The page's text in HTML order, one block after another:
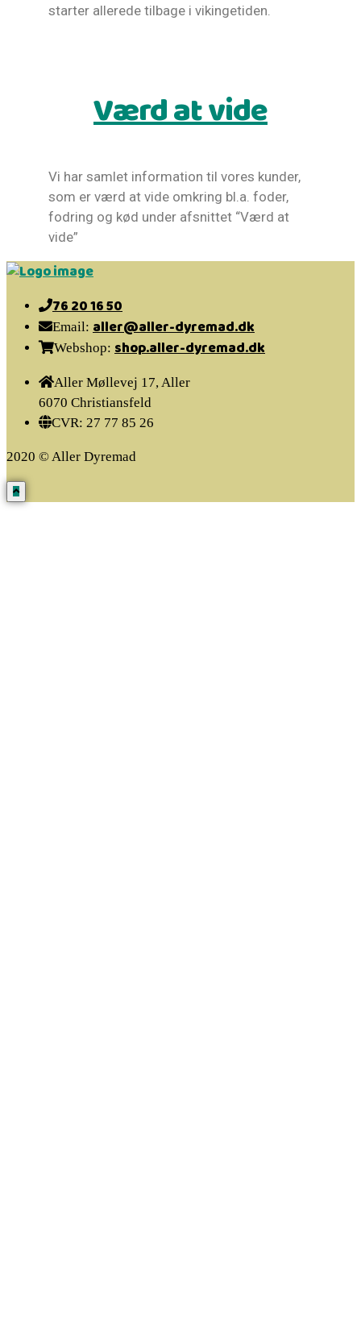
starter allerede tilbage i vikingetiden.
Værd at vide
Vi har samlet information til vores kunder,
som er værd at vide omkring bl.a. foder,
fodring og kød under afsnittet “Værd at
vide”
76 20 16 50
Email: aller@aller-dyremad.dk
Webshop: shop.aller-dyremad.dk
Aller Møllevej 17, Aller
6070 Christiansfeld
CVR: 27 77 85 26
2020 © Aller Dyremad